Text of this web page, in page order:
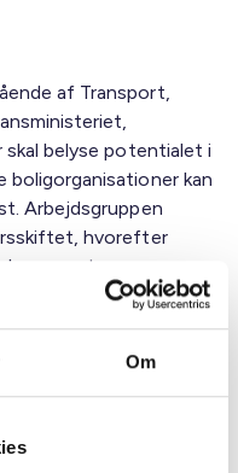
Om
af Transport,
skal belyse potentialet i
boligorganisationer kan
Arbejdsgruppen
hvorefter
styregruppen